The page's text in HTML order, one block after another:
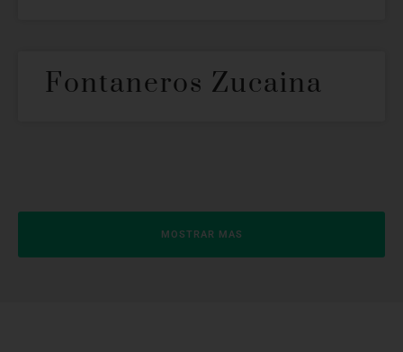
Fontaneros Zucaina
MOSTRAR MAS